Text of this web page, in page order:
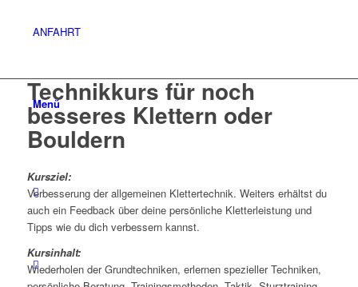
ANFAHRT
Menü
Technikkurs für noch
besseres Klettern oder
Bouldern
Kursziel:
Verbesserung der allgemeinen Klettertechnik. Weiters erhältst du
auch ein Feedback über deine persönliche Kletterleistung und
Tipps wie du dich verbessern kannst.
Kursinhalt:
Wiederholen der Grundtechniken, erlernen spezieller Techniken,